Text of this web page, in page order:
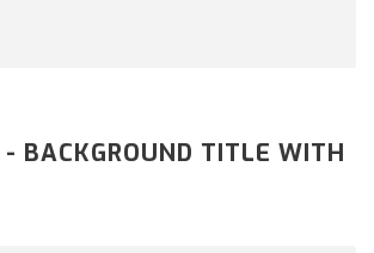
- BACKGROUND TITLE WITH